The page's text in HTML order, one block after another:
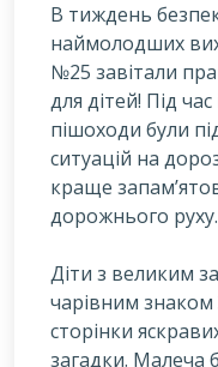
В тиждень
наймолодших
№25 завітали
для дітей! Під
пішоходи були
ситуацій на
краще
дорожнього руху.
Діти з великим
чарівним
сторінки
загадки. Малеча